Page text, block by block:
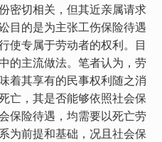
密切相关，但其近亲属请求
目的是为主张工伤保险待遇
使专属于劳动者的权利。目
的主流做法。笔者认为，劳
着其享有的民事权利随之消
亡，其是否能够依照社会保
保险待遇，均需要以死亡劳
为前提和基础，况且社会保